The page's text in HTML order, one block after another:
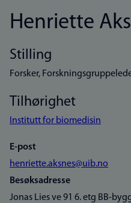
Henriette
Stilling
Forsker,
Tilhørighet
Institutt for biomedisin
E-post
henriette.aksnes@uib.no
Besøksadresse
Jonas Lies ve 91 6. etg BB-